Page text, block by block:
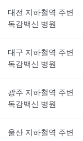
대전 지하철역 주변
독감백신
병원
대구 지하철역 주변
독감백신
병원
광주 지하철역 주변
독감백신
병원
울산 지하철역 주변